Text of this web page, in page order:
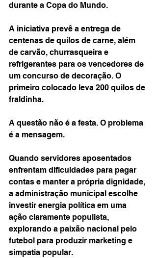
durante a Copa do Mundo.
A iniciativa prevê a entrega de
centenas de quilos de carne, além
de carvão, churrasqueira e
refrigerantes para os vencedores de
um concurso de decoração. O
primeiro colocado leva 200 quilos de
fraldinha.
A questão não é a festa. O problema
é a mensagem.
Quando servidores aposentados
enfrentam dificuldades para pagar
contas e manter a própria dignidade,
a administração municipal escolhe
investir energia política em uma
ação claramente populista,
explorando a paixão nacional pelo
futebol para produzir marketing e
simpatia popular.